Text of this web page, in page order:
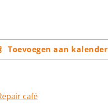
Toevoegen aan kalender
café